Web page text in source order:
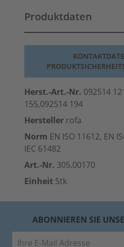
Produktdaten
Herst.-Art.-Nr. 092514
155,092514 194
Hersteller rofa
Norm EN ISO 11612, EN
IEC 61482
Art.-Nr. 305.00170
Einheit Stk
ABONNIEREN SIE